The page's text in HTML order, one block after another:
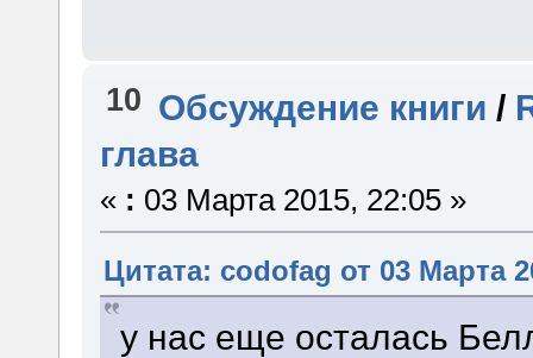
10 Обсуждение книги /
глава
« : 03 Марта 2015, 22:05 »
Цитата: codofag от 03 Марта
у нас еще осталась